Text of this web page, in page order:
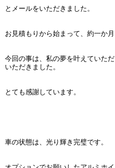
とメールをいただきました。
お見積もりから始まって、約一か月
今回の事は、私の夢を叶えていた
いただきました。
とても感謝しています。
車の状態は、光り輝き完璧です。